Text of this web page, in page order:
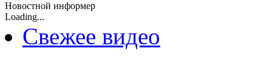
Новостной информер
Loading...
Свежее видео